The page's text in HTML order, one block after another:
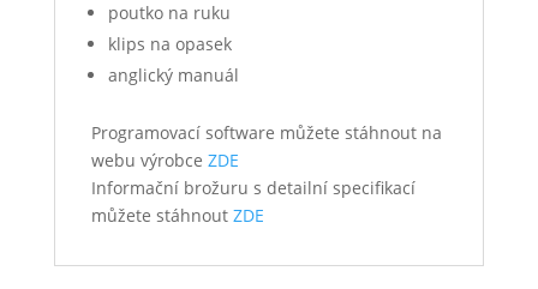
poutko na ruku
klips na opasek
anglický manuál
Programovací software můžete stáhnout na
webu výrobce ZDE
Informační brožuru s detailní specifikací
můžete stáhnout ZDE